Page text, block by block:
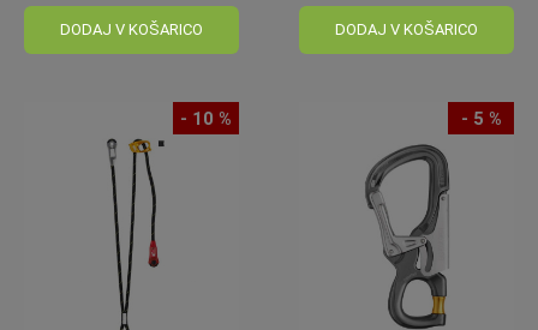
DODAJ V KOŠARICO DODAJ V KOŠARICO
- 10 % - 5 %